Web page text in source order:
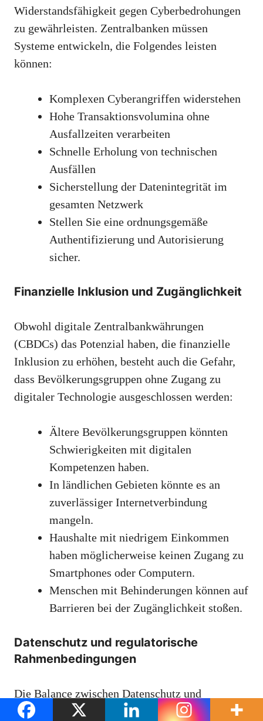
Widerstandsfähigkeit gegen Cyberbedrohungen
zu gewährleisten. Zentralbanken müssen
Systeme entwickeln, die Folgendes leisten
können:
Komplexen Cyberangriffen widerstehen
Hohe Transaktionsvolumina ohne
Ausfallzeiten verarbeiten
Schnelle Erholung von technischen
Ausfällen
Sicherstellung der Datenintegrität im
gesamten Netzwerk
Stellen Sie eine ordnungsgemäße
Authentifizierung und Autorisierung
sicher.
Finanzielle Inklusion und Zugänglichkeit
Obwohl digitale Zentralbankwährungen
(CBDCs) das Potenzial haben, die finanzielle
Inklusion zu erhöhen, besteht auch die Gefahr,
dass Bevölkerungsgruppen ohne Zugang zu
digitaler Technologie ausgeschlossen werden:
Ältere Bevölkerungsgruppen könnten
Schwierigkeiten mit digitalen
Kompetenzen haben.
In ländlichen Gebieten könnte es an
zuverlässiger Internetverbindung
mangeln.
Haushalte mit niedrigem Einkommen
haben möglicherweise keinen Zugang zu
Smartphones oder Computern.
Menschen mit Behinderungen können auf
Barrieren bei der Zugänglichkeit stoßen.
Datenschutz und regulatorische
Rahmenbedingungen
Die Balance zwischen Datenschutz und
regulatorischen Anforderungen zu finden, stellt